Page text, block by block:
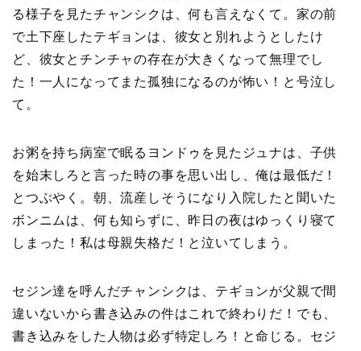
る様子を見たチャンシクは、何も言えなくて。家の前
で土下座したテギョンは、彼女と別れようとしたけ
ど、彼女とチンチャの存在が大きくなって無理でし
た！一人になってまた孤独になるのが怖い！と号泣し
て。
お粥を持ち病室で眠るヨンドゥを見たジュナは、子供
を始末しろと言った時の事を思い出し、俺は最低だ！
とつぶやく。朝、流産しそうになり入院したと聞いた
ボンニムは、何も知らずに、昨日の夜はゆっくり寝て
しまった！私は母親失格だ！と泣いてしまう。
セジン達を呼んだチャンシクは、テギョンが父親で間
違いないから書き込みの件はこれで終わりだ！でも、
書き込みをした人物は必ず特定しろ！と命じる。セジ